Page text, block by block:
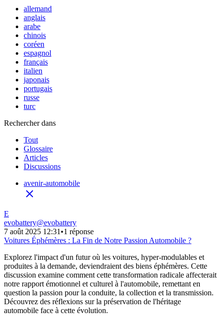
allemand
anglais
arabe
chinois
coréen
espagnol
français
italien
japonais
portugais
russe
turc
Rechercher dans
Tout
Glossaire
Articles
Discussions
avenir-automobile
E
evobattery@evobattery
7 août 2025 12:31 •1 réponse
Voitures Éphémères : La Fin de Notre Passion Automobile ?
Explorez l'impact d'un futur où les voitures, hyper-modulables et
produites à la demande, deviendraient des biens éphémères. Cette
discussion examine comment cette transformation radicale affecterait
notre rapport émotionnel et culturel à l'automobile, remettant en
question la passion pour la conduite, la collection et la transmission.
Découvrez des réflexions sur la préservation de l'héritage
automobile face à cette évolution.